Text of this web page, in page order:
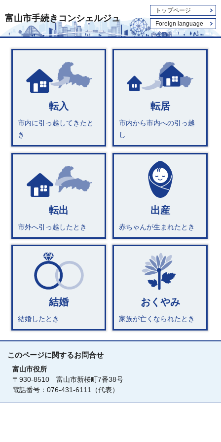
富山市手続きコンシェルジュ
トップページ
Foreign language
転入
市内に引っ越してきたと
き
転居
市内から市内への引っ越
し
転出
市外へ引っ越したとき
出産
赤ちゃんが生まれたとき
結婚
結婚したとき
おくやみ
家族が亡くなられたとき
このページに関するお問合せ
富山市役所
〒930-8510 富山市新桜町7番38号
電話番号：076-431-6111（代表）